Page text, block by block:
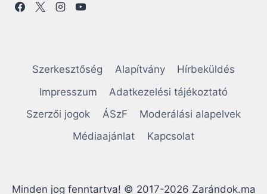
Szerkesztőség Alapítvány
Hírbeküldés
Impresszum
Adatkezelési tájékoztató
Szerzői jogok
ÁSzF
Moderálási alapelvek
Médiaajánlat
Kapcsolat
Minden jog fenntartva! © 2017-2026 Zarándok.ma